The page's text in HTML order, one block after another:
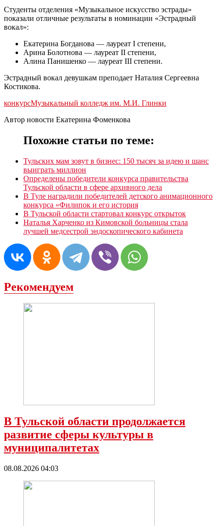
Студенты отделения «Музыкальное искусство эстрады»
показали отличные результаты в номинации «Эстрадный
вокал»:
Екатерина Богданова — лауреат I степени,
Арина Болотнова — лауреат II степени,
Алина Панишенко — лауреат III степени.
Эстрадный вокал девушкам преподает Наталия Сергеевна
Костикова.
конкурсМузыкальный колледж им. М.И. Глинки
Автор новости Екатерина Фоменкова
Похожие статьи по теме:
Тульских мам зовут в бизнес: 150 тысяч за идею и шанс
выиграть миллион
Определены победители конкурса правительства
Тульской области в сфере архивного дела
В Туле наградили победителей детского анимационного
конкурса «Филипок и его история
В Тульской области стартовал конкурс открыток
Наталья Харченко из Кимовской больницы стала
лучшей медсестрой эндоскопического кабинета
Рекомендуем
В Тульской области продолжается
развитие сферы культуры в
муниципалитетах
08.08.2026 04:03